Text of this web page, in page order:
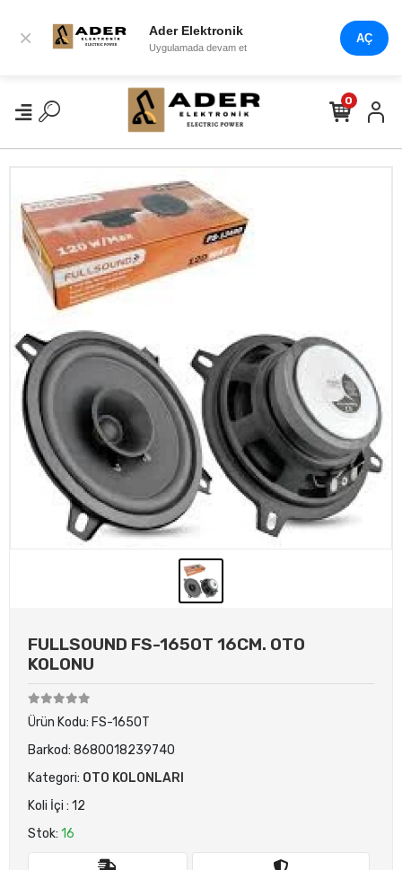
× Ader Elektronik
Uygulamada devam et
AÇ
0
FULLSOUND FS-1650T 16CM. OTO
KOLONU
Ürün Kodu: FS-1650T
Barkod: 8680018239740
Kategori: OTO KOLONLARI
Koli İçi : 12
Stok: 16